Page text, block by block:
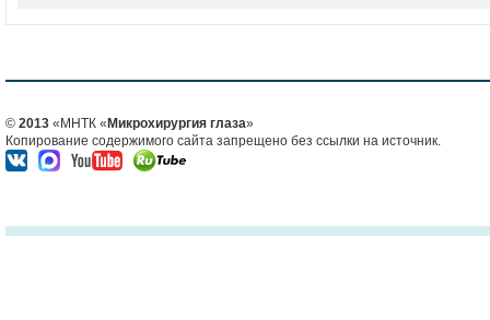
© 2013 «МНТК « Микрохирургия глаза»
Копирование содержимого сайта запрещено без ссылки на источник.